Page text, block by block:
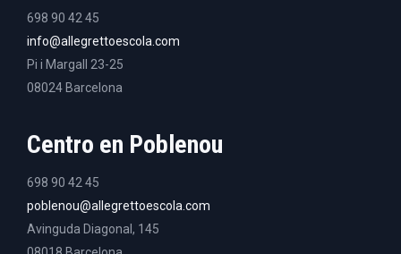
698 90 42 45
info@allegrettoescola.com
Pi i Margall 23-25
08024 Barcelona
Centro en Poblenou
698 90 42 45
poblenou@allegrettoescola.com
Avinguda Diagonal, 145